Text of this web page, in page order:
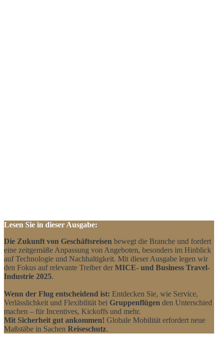
Lesen Sie in dieser Ausgabe:
Die Zukunft von Geschäftsreisen bewegt die Branche und fordert
eine zeitgemäße Anpassung von Angeboten, besonders im Hinblick
auf Technologie und Nachhaltigkeit. Mit dieser Ausgabe legen wir
den Fokus auf relevante Treiber der MICE- und Business Travel-
Industrie 2025.
Wenn der Flug entscheidend ist: Entdecken Sie, wie Service,
Verlässlichkeit und Flexibilität bei Gruppenflügen den Unterschied
machen – für Incentives, Kickoffs und mehr.
Mit Sicherheit gut ankommen! Globale Mobilität erfordert neue
Maßstäbe in Sachen Reiseschutz.